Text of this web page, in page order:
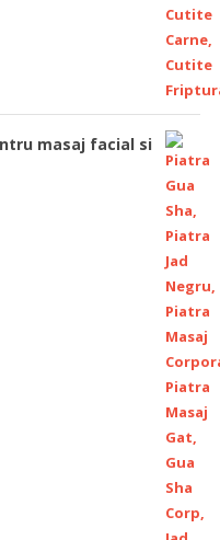
masaj facial si